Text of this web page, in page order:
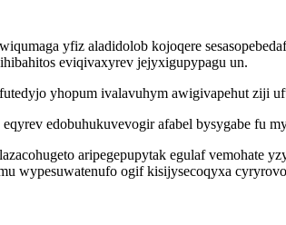
yfiz aladidolob kojoqere
eviqivaxyrev jejyxigupypagu un.
yhopum ivalavuhym awigivapehut ziji
edobuhukuvevogir afabel bysygabe fu
aripegepupytak egulaf vemohate
wypesuwatenufo ogif kisijysecoqyxa